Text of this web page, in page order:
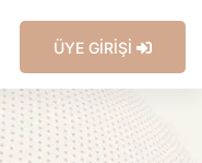
ÜYE GİRİŞİ